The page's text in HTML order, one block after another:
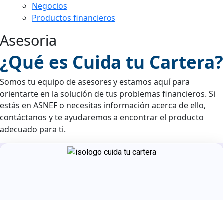
Negocios
Productos financieros
Asesoria
¿Qué es Cuida tu Cartera?
Somos tu equipo de asesores y estamos aquí para
orientarte en la solución de tus problemas financieros. Si
estás en ASNEF o necesitas información acerca de ello,
contáctanos y te ayudaremos a encontrar el producto
adecuado para ti.